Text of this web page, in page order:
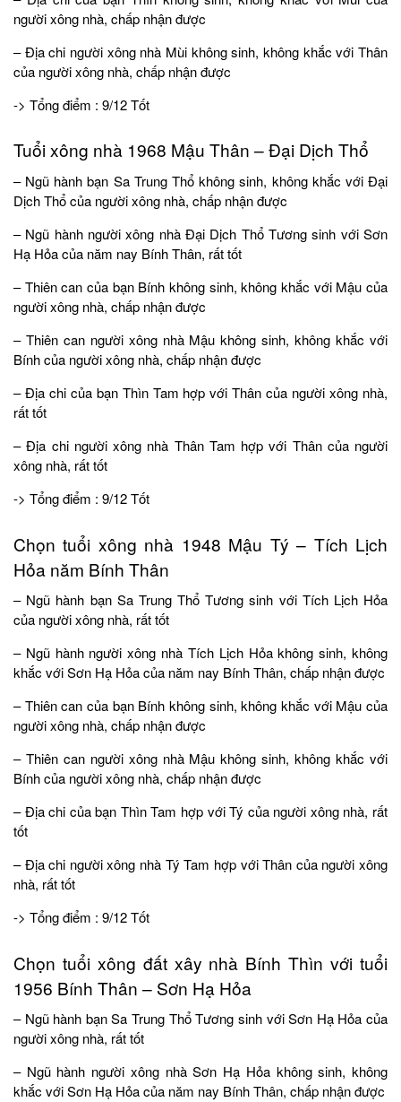
người xông nhà, chấp nhận được
– Địa chi người xông nhà Mùi không sinh, không khắc với Thân
của người xông nhà, chấp nhận được
-> Tổng điểm : 9/12 Tốt
Tuổi xông nhà 1968 Mậu Thân – Đại Dịch Thổ
– Ngũ hành bạn Sa Trung Thổ không sinh, không khắc với Đại
Dịch Thổ của người xông nhà, chấp nhận được
– Ngũ hành người xông nhà Đại Dịch Thổ Tương sinh với Sơn
Hạ Hỏa của năm nay Bính Thân, rất tốt
– Thiên can của bạn Bính không sinh, không khắc với Mậu của
người xông nhà, chấp nhận được
– Thiên can người xông nhà Mậu không sinh, không khắc với
Bính của người xông nhà, chấp nhận được
– Địa chi của bạn Thìn Tam hợp với Thân của người xông nhà,
rất tốt
– Địa chi người xông nhà Thân Tam hợp với Thân của người
xông nhà, rất tốt
-> Tổng điểm : 9/12 Tốt
Chọn tuổi xông nhà 1948 Mậu Tý – Tích Lịch
Hỏa năm Bính Thân
– Ngũ hành bạn Sa Trung Thổ Tương sinh với Tích Lịch Hỏa
của người xông nhà, rất tốt
– Ngũ hành người xông nhà Tích Lịch Hỏa không sinh, không
khắc với Sơn Hạ Hỏa của năm nay Bính Thân, chấp nhận được
– Thiên can của bạn Bính không sinh, không khắc với Mậu của
người xông nhà, chấp nhận được
– Thiên can người xông nhà Mậu không sinh, không khắc với
Bính của người xông nhà, chấp nhận được
– Địa chi của bạn Thìn Tam hợp với Tý của người xông nhà, rất
tốt
– Địa chi người xông nhà Tý Tam hợp với Thân của người xông
nhà, rất tốt
-> Tổng điểm : 9/12 Tốt
Chọn tuổi xông đất xây nhà Bính Thìn với tuổi
1956 Bính Thân – Sơn Hạ Hỏa
– Ngũ hành bạn Sa Trung Thổ Tương sinh với Sơn Hạ Hỏa của
người xông nhà, rất tốt
– Ngũ hành người xông nhà Sơn Hạ Hỏa không sinh, không
khắc với Sơn Hạ Hỏa của năm nay Bính Thân, chấp nhận được